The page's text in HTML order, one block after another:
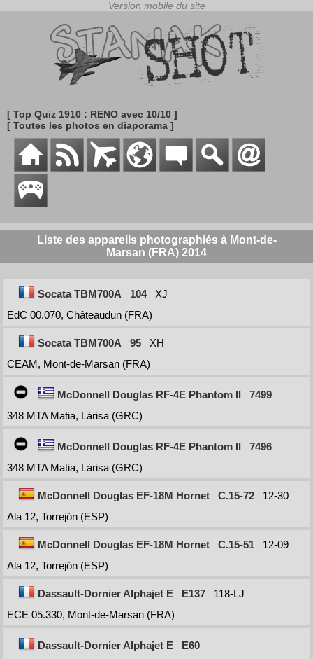
[ Top Quiz 1910 : RENO avec 10/10 ]
[ Toutes les photos en diaporama ]
Liste des appareils photographiés à Mont-de-
Marsan (FRA) 2014
Socata TBM700A 104
XJ
EdC 00.070, Châteaudun (FRA)
Socata TBM700A 95
XH
CEAM, Mont-de-Marsan (FRA)
McDonnell Douglas RF-4E Phantom II
7499
348 MTA Matia, Lárisa (GRC)
McDonnell Douglas RF-4E Phantom II
7496
348 MTA Matia, Lárisa (GRC)
McDonnell Douglas EF-18M Hornet C.15-72
12-30
Ala 12, Torrejón (ESP)
McDonnell Douglas EF-18M Hornet C.15-51
12-09
Ala 12, Torrejón (ESP)
Dassault-Dornier Alphajet E E137
118-LJ
ECE 05.330, Mont-de-Marsan (FRA)
Dassault-Dornier Alphajet E
E60